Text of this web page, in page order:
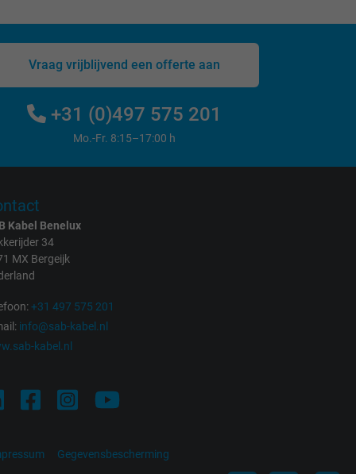
Vraag vrijblijvend een offerte aan
+31 (0)497 575 201
Mo.-Fr. 8:15–17:00 h
Kabel Benelux
34
MX Bergeijk
+31 497 575 201
info@sab-kabel.nl
kabel.nl
Gegevensbescherming